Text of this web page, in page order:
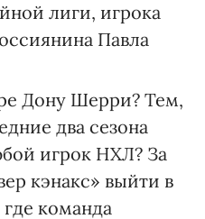
лиги, игрока
Павла
Дону Шерри? Тем,
два сезона
игрок НХЛ? За
кэнакс» выйти в
команда